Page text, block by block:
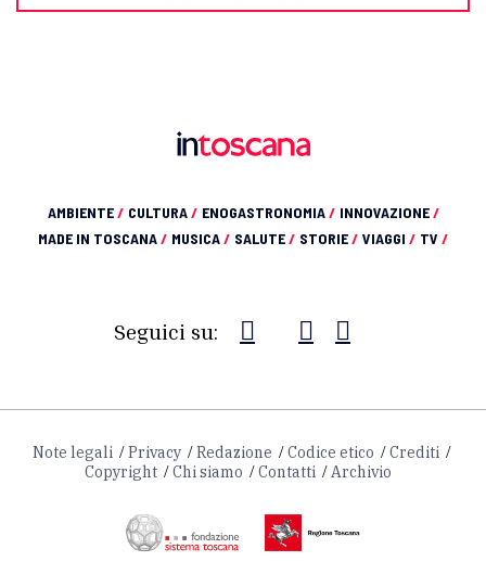
AMBIENTE/ CULTURA/ ENOGASTRONOMIA/ INNOVAZIONE/
MADE IN TOSCANA/ MUSICA/ SALUTE/ STORIE/ VIAGGI / TV /
Seguici su:
Note legali Privacy Redazione Codice etico
Crediti
Copyright
Chi siamo Contatti Archivio